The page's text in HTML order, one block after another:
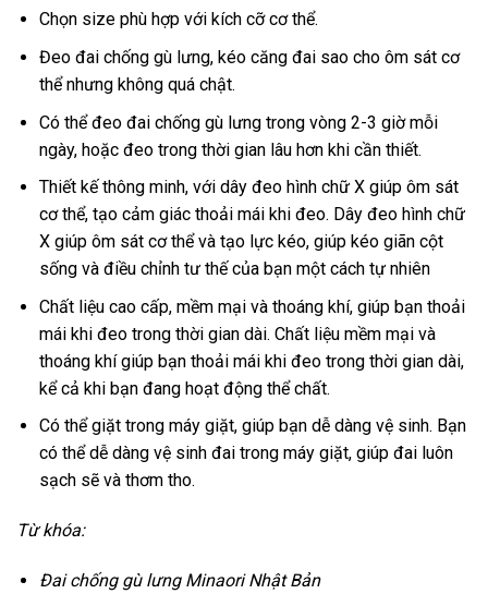
Chọn size phù hợp với kích cỡ cơ thể.
Đeo đai chống gù lưng, kéo căng đai sao cho ôm sát cơ
thể nhưng không quá chật.
Có thể đeo đai chống gù lưng trong vòng 2-3 giờ mỗi
ngày, hoặc đeo trong thời gian lâu hơn khi cần thiết.
Thiết kế thông minh, với dây đeo hình chữ X giúp ôm sát
cơ thể, tạo cảm giác thoải mái khi đeo. Dây đeo hình chữ
X giúp ôm sát cơ thể và tạo lực kéo, giúp kéo giãn cột
sống và điều chỉnh tư thế của bạn một cách tự nhiên
Chất liệu cao cấp, mềm mại và thoáng khí, giúp bạn thoải
mái khi đeo trong thời gian dài. Chất liệu mềm mại và
thoáng khí giúp bạn thoải mái khi đeo trong thời gian dài,
kể cả khi bạn đang hoạt động thể chất.
Có thể giặt trong máy giặt, giúp bạn dễ dàng vệ sinh. Bạn
có thể dễ dàng vệ sinh đai trong máy giặt, giúp đai luôn
sạch sẽ và thơm tho.
Từ khóa:
Đai chống gù lưng Minaori Nhật Bản